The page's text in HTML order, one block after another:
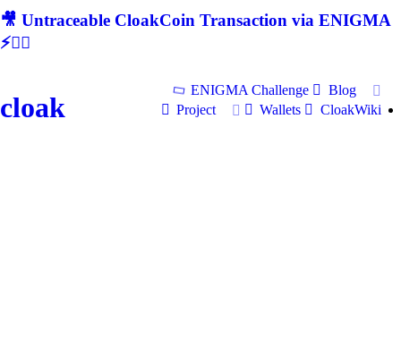
🎥 Untraceable CloakCoin Transaction via ENIGMA
⚡🕵‍♂
cloak
ENIGMA Challenge
Blog
Project
Wallets CloakWiki